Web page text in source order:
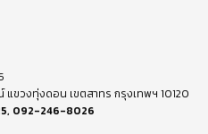
ขวงทุ่งดอน เขตสาทร กรุงเทพฯ 10120
, 092-246-8026